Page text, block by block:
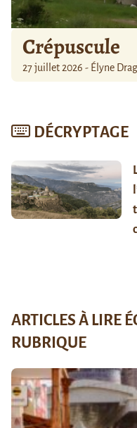
Crépuscule
27 juillet 2026 - Élyne
DÉCRYPTAGE
ARTICLES À LIRE
RUBRIQUE